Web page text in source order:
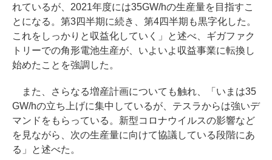
れているが、2021年度には35GW/hの生産量を目指すこ
とになる。第3四半期に続き、第4四半期も黒字化した。
これをしっかりと収益化していく」と述べ、ギガファク
トリーでの角形電池生産が、いよいよ収益事業に転換し
始めたことを強調した。
また、さらなる増産計画についても触れ、「いまは35
GW/hの立ち上げに集中しているが、テスラからは強いデ
マンドをもらっている。新型コロナウイルスの影響など
を見ながら、次の生産量に向けて協議している段階にあ
る」と述べた。